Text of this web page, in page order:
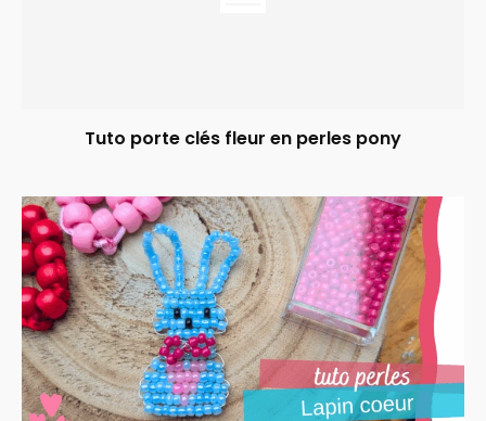
Tuto porte clés fleur en perles pony